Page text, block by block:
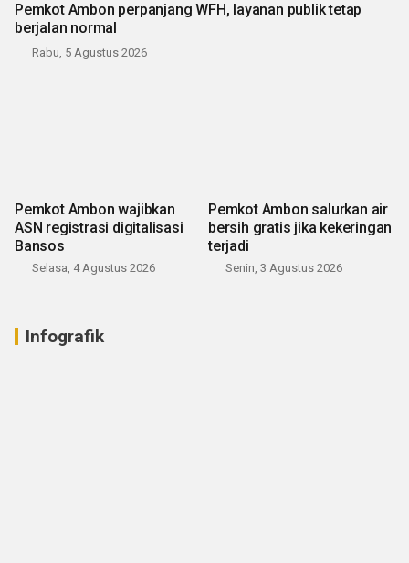
Pemkot Ambon perpanjang WFH, layanan publik tetap
berjalan normal
Rabu, 5 Agustus 2026
Pemkot Ambon wajibkan
ASN registrasi digitalisasi
Bansos
Selasa, 4 Agustus 2026
Pemkot Ambon salurkan air
bersih gratis jika kekeringan
terjadi
Senin, 3 Agustus 2026
Infografik